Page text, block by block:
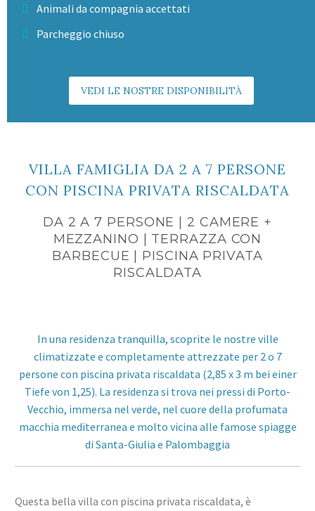
Animali da compagnia accettati
Parcheggio chiuso
VEDI LE NOSTRE DISPONIBILITÀ
VILLA FAMIGLIA DA 2 A 7 PERSONE
CON PISCINA PRIVATA RISCALDATA
DA 2 A 7 PERSONE | 2 CAMERE +
MEZZANINO | TERRAZZA CON
BARBECUE | PISCINA PRIVATA
RISCALDATA
In una residenza tranquilla, scoprite le nostre ville
climatizzate e completamente attrezzate per 2 o 7
persone con piscina privata riscaldata (2,85 x 3 m bei einer
Tiefe von 1,25). La residenza si trova nei pressi di Porto-
Vecchio, immersa nel verde, nel cuore della profumata
macchia mediterranea e molto vicina alle famose spiagge
di Santa-Giulia e Palombaggia
Questa bella villa con piscina privata riscaldata, è